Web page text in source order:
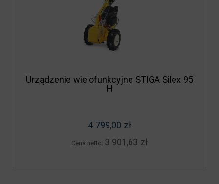
Urządzenie wielofunkcyjne STIGA Silex 95
H
4 799,00 zł
Cena netto: 3 901,63 zł